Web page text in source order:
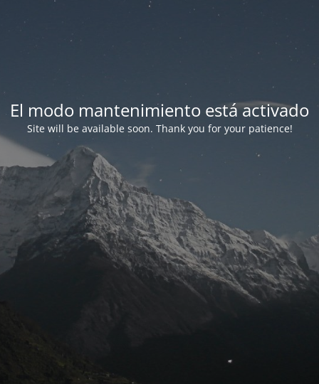
El modo mantenimiento está activado
Site will be available soon. Thank you for your patience!